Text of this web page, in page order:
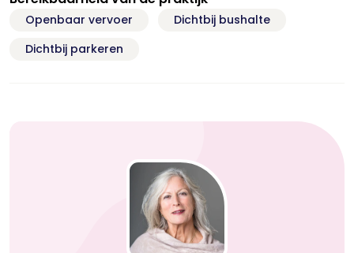
Openbaar vervoer
Dichtbij bushalte
Dichtbij parkeren